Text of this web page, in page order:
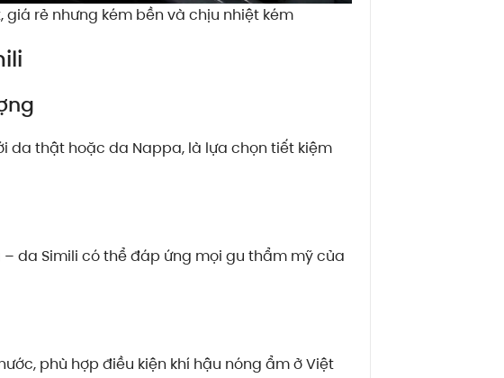
rẻ nhưng kém bền và chịu nhiệt kém
da thật hoặc da Nappa, là lựa chọn tiết kiệm
da Simili có thể đáp ứng mọi gu thẩm mỹ của
phù hợp điều kiện khí hậu nóng ẩm ở Việt